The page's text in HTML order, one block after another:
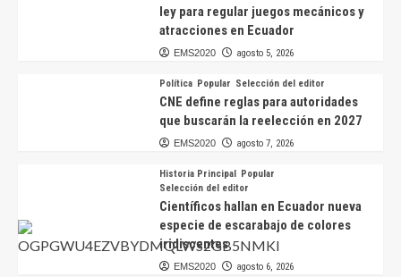
ley para regular juegos mecánicos y
atracciones en Ecuador
EMS2020 agosto 5, 2026
Política Popular Selección del editor
CNE define reglas para autoridades
que buscarán la reelección en 2027
EMS2020 agosto 7, 2026
Historia Principal
Popular
Selección del editor
Científicos hallan en Ecuador nueva
especie de escarabajo de colores
iridiscentes
EMS2020 agosto 6, 2026